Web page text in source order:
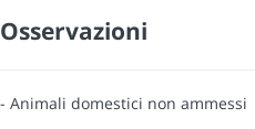
Osservazioni
- Animali domestici non ammessi